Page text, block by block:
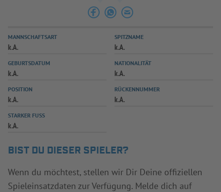
SPIELPLUS
MANNSCHAFTSART
k.A.
SPITZNAME
k.A.
GEBURTSDATUM
k.A.
NATIONALITÄT
k.A.
POSITION
k.A.
RÜCKENNUMMER
k.A.
STARKER FUSS
k.A.
BIST DU DIESER SPIELER?
Wenn du möchtest, stellen wir Dir Deine offiziellen
Spieleinsatzdaten zur Verfügung. Melde dich auf